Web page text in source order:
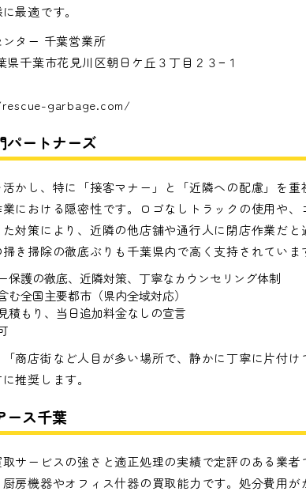
最適です。
ター 千葉営業所
県千葉市花見川区朝日ケ丘３丁目２３−１
garbage.com/
パートナーズ
かし、特に「接客マナー」と「近隣への配慮」を
における隠密性です。ロゴなしトラックの使用や
対策により、近隣の他店舗や通行人に閉店作業だ
き掃除の徹底ぶりも千葉県内で高く支持されていま
保護の徹底、近隣対策、丁寧なカウンセリング体制
む全国主要都市（県内全域対応）
積もり、当日追加料金なしの宣言
「商店街など人目が多い場所で、静かに丁寧に片付
推奨します。
ース千葉
サービスの強さと適正処理の実績で定評のある業者
房機器やオフィス什器の買取能力です。処分費用が